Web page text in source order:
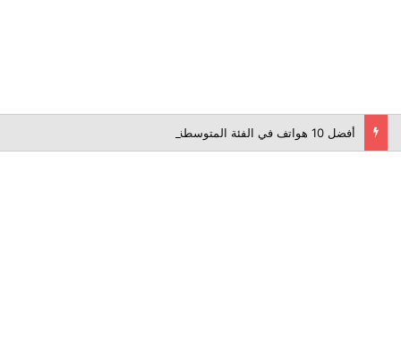
أفضل 10 هواتف في الفئة المتوسطة لعام 2026